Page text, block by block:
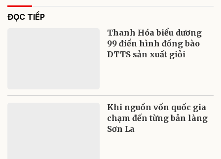
ĐỌC TIẾP
Thanh Hóa biểu dương
99 điển hình đồng bào
DTTS sản xuất giỏi
Khi nguồn vốn quốc gia
chạm đến từng bản làng
Sơn La